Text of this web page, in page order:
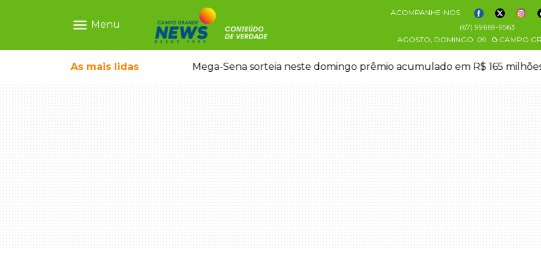
menu Menu
ACOMPANHE-NOS
(67) 99669-9563
AGOSTO, DOMINGO 09 CAMPO
As mais lidas
em sequestro de bebê na Capital Mega-Sena sorteia neste domingo prêmio acumulado em R$ 165